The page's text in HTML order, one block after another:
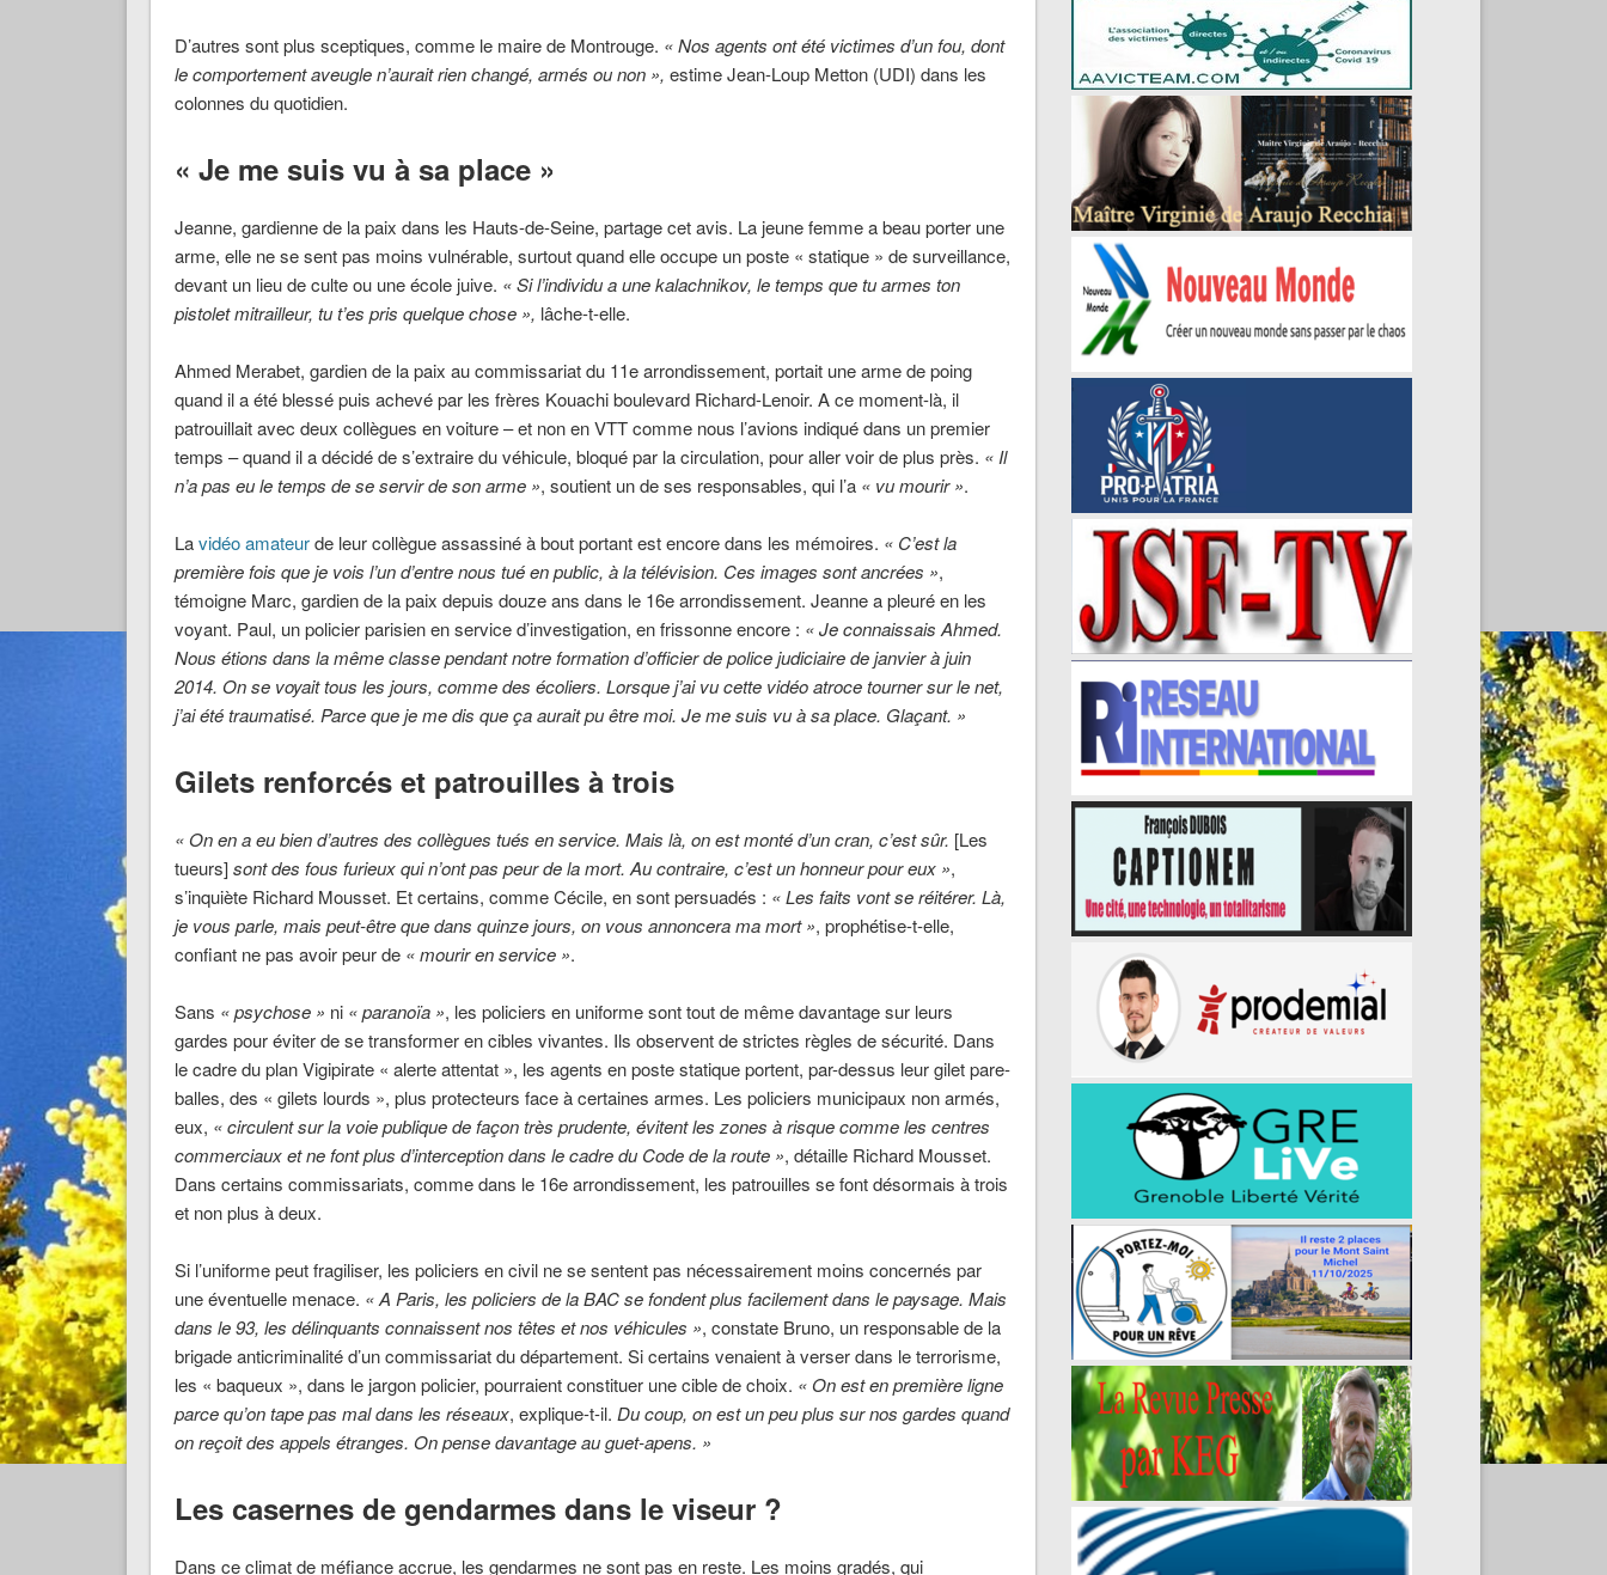
D’autres sont plus sceptiques, comme le maire de Montrouge. « Nos agents ont été victimes d’un fou, dont
le comportement aveugle n’aurait rien changé, armés ou non », estime Jean-Loup Metton (UDI) dans les
colonnes du quotidien.
« Je me suis vu à sa place »
Jeanne, gardienne de la paix dans les Hauts-de-Seine, partage cet avis. La jeune femme a beau porter une
arme, elle ne se sent pas moins vulnérable, surtout quand elle occupe un poste « statique » de surveillance,
devant un lieu de culte ou une école juive. « Si l’individu a une kalachnikov, le temps que tu armes ton
pistolet mitrailleur, tu t’es pris quelque chose », lâche-t-elle.
Ahmed Merabet, gardien de la paix au commissariat du 11e arrondissement, portait une arme de poing
quand il a été blessé puis achevé par les frères Kouachi boulevard Richard-Lenoir. A ce moment-là, il
patrouillait avec deux collègues en voiture – et non en VTT comme nous l’avions indiqué dans un premier
temps – quand il a décidé de s’extraire du véhicule, bloqué par la circulation, pour aller voir de plus près. « Il
n’a pas eu le temps de se servir de son arme », soutient un de ses responsables, qui l’a « vu mourir ».
Lavidéo amateurde leur collègue assassiné à bout portant est encore dans les mémoires. « C’est la
première fois que je vois l’un d’entre nous tué en public, à la télévision. Ces images sont ancrées »,
témoigne Marc, gardien de la paix depuis douze ans dans le 16e arrondissement. Jeanne a pleuré en les
voyant. Paul, un policier parisien en service d’investigation, en frissonne encore : « Je connaissais Ahmed.
Nous étions dans la même classe pendant notre formation d’officier de police judiciaire de janvier à juin
2014. On se voyait tous les jours, comme des écoliers. Lorsque j’ai vu cette vidéo atroce tourner sur le net,
j’ai été traumatisé. Parce que je me dis que ça aurait pu être moi. Je me suis vu à sa place. Glaçant. »
Gilets renforcés et patrouilles à trois
« On en a eu bien d’autres des collègues tués en service. Mais là, on est monté d’un cran, c’est sûr. [Les
tueurs]sont des fous furieux qui n’ont pas peur de la mort. Au contraire, c’est un honneur pour eux »,
s’inquiète Richard Mousset. Et certains, comme Cécile, en sont persuadés : « Les faits vont se réitérer. Là,
je vous parle, mais peut-être que dans quinze jours, on vous annoncera ma mort », prophétise-t-elle,
confiant ne pas avoir peur de « mourir en service ».
Sans « psychose » ni « paranoïa », les policiers en uniforme sont tout de même davantage sur leurs
gardes pour éviter de se transformer en cibles vivantes. Ils observent de strictes règles de sécurité. Dans
le cadre du plan Vigipirate « alerte attentat », les agents en poste statique portent, par-dessus leur gilet pare-
balles, des « gilets lourds », plus protecteurs face à certaines armes. Les policiers municipaux non armés,
eux, « circulent sur la voie publique de façon très prudente, évitent les zones à risque comme les centres
commerciaux et ne font plus d’interception dans le cadre du Code de la route », détaille Richard Mousset.
Dans certains commissariats, comme dans le 16e arrondissement, les patrouilles se font désormais à trois
et non plus à deux.
Si l’uniforme peut fragiliser, les policiers en civil ne se sentent pas nécessairement moins concernés par
une éventuelle menace. « A Paris, les policiers de la BAC se fondent plus facilement dans le paysage. Mais
dans le 93, les délinquants connaissent nos têtes et nos véhicules », constate Bruno, un responsable de la
brigade anticriminalité d’un commissariat du département. Si certains venaient à verser dans le terrorisme,
les « baqueux », dans le jargon policier, pourraient constituer une cible de choix. « On est en première ligne
parce qu’on tape pas mal dans les réseaux, explique-t-il. Du coup, on est un peu plus sur nos gardes quand
on reçoit des appels étranges. On pense davantage au guet-apens. »
Les casernes de gendarmes dans le viseur ?
Dans ce climat de méfiance accrue, les gendarmes ne sont pas en reste. Les moins gradés, qui